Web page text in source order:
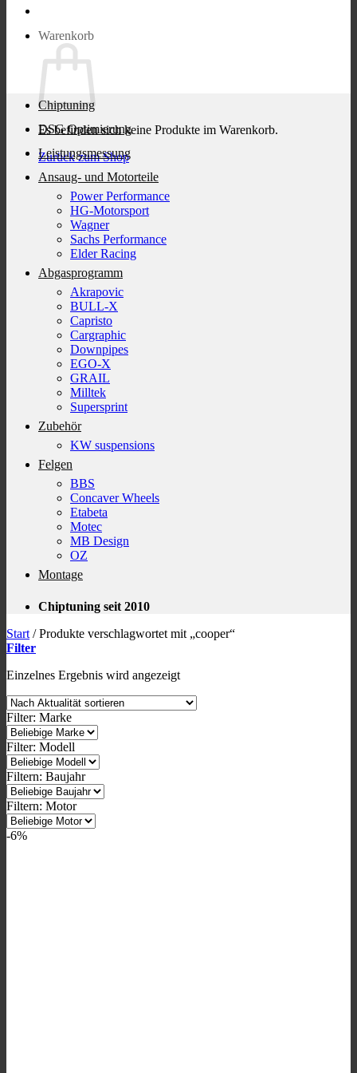
Warenkorb
Es befinden sich keine Produkte im Warenkorb.
Zurück zum Shop
Chiptuning
DSG Optimierung
Leistungsmessung
Ansaug- und Motorteile
Power Performance
HG-Motorsport
Wagner
Sachs Performance
Elder Racing
Abgasprogramm
Akrapovic
BULL-X
Capristo
Cargraphic
Downpipes
EGO-X
GRAIL
Milltek
Supersprint
Zubehör
KW suspensions
Felgen
BBS
Concaver Wheels
Etabeta
Motec
MB Design
OZ
Montage
Chiptuning seit 2010
Start /Produkte verschlagwortet mit „cooper“
Filter
Einzelnes Ergebnis wird angezeigt
Filter: Marke
Filter: Modell
Filtern: Baujahr
Filtern: Motor
-6%